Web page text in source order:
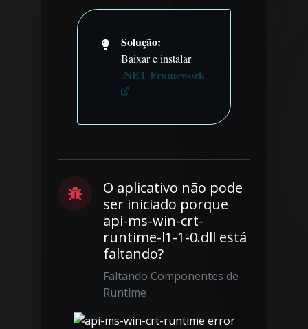
Solução:
Baixar e instalar
.NET Framework
O aplicativo não pode
ser iniciado porque
api-ms-win-crt-
runtime-l1-1-0.dll está
faltando?
Faltando Componentes de
Runtime